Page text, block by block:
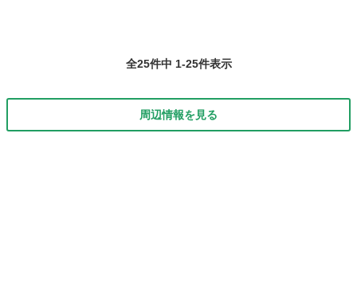
全25件中 1-25件表示
周辺情報を見る